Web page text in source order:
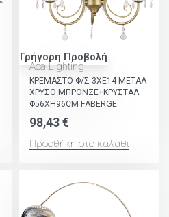
Γρήγορη Προβολή
Aca Lighting
ΚΡΕΜΑΣΤΟ Φ/Σ 3ΧΕ14 ΜΕΤΑΛ
ΧΡΥΣΟ ΜΠΡΟΝΖΕ+ΚΡΥΣΤΑΛ
Φ56ΧΗ96CM FABERGE
98,43€
Προσθήκη στο καλάθι